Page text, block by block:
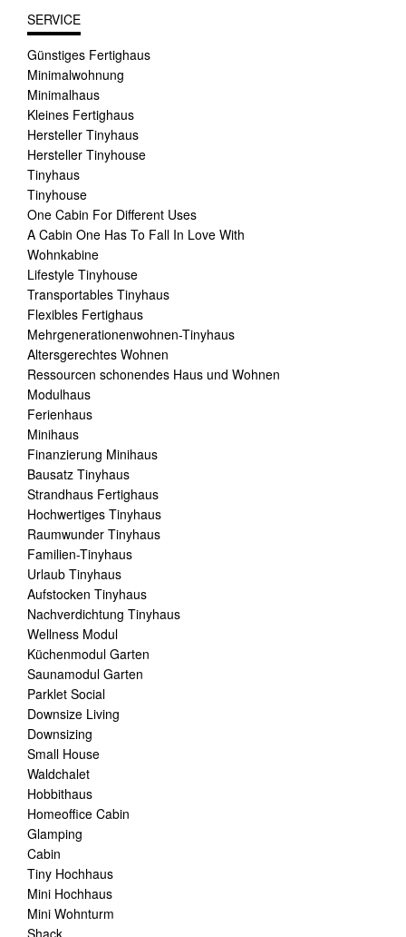
SERVICE
Günstiges Fertighaus
Minimalwohnung
Minimalhaus
Kleines Fertighaus
Hersteller Tinyhaus
Hersteller Tinyhouse
Tinyhaus
Tinyhouse
One Cabin For Different Uses
A Cabin One Has To Fall In Love With
Wohnkabine
Lifestyle Tinyhouse
Transportables Tinyhaus
Flexibles Fertighaus
Mehrgenerationenwohnen-Tinyhaus
Altersgerechtes Wohnen
Ressourcen schonendes Haus und Wohnen
Modulhaus
Ferienhaus
Minihaus
Finanzierung Minihaus
Bausatz Tinyhaus
Strandhaus Fertighaus
Hochwertiges Tinyhaus
Raumwunder Tinyhaus
Familien-Tinyhaus
Urlaub Tinyhaus
Aufstocken Tinyhaus
Nachverdichtung Tinyhaus
Wellness Modul
Küchenmodul Garten
Saunamodul Garten
Parklet Social
Downsize Living
Downsizing
Small House
Waldchalet
Hobbithaus
Homeoffice Cabin
Glamping
Cabin
Tiny Hochhaus
Mini Hochhaus
Mini Wohnturm
Shack